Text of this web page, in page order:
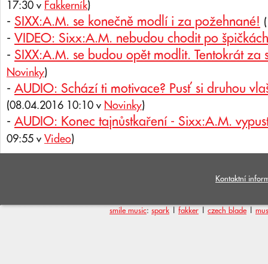
17:30 v Fakkerník)
- SIXX:A.M. se konečně modlí i za požehnané!
- VIDEO: Sixx:A.M. nebudou chodit po špičkách
- SIXX:A.M. se budou opět modlit. Tentokrát za
Novinky)
- AUDIO: Schází ti motivace? Pusť si druhou
(08.04.2016 10:10 v Novinky)
- AUDIO: Konec tajnůstkaření - Sixx:A.M.
09:55 v Video)
Kontaktní
smile music: spark fakker czech blade